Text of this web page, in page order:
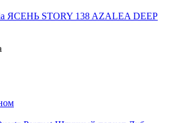
ЯСЕНЬ STORY 138 AZALEA DEEP